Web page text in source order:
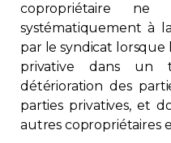
copropriétaire ne
systématiquement à
par le syndicat lorsque
privative dans un
détérioration des
parties privatives, et
autres copropriétaires